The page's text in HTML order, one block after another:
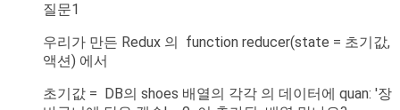
질문1
우리가 만든 Redux 의 function reducer(state = 초기값,
액션) 에서
초기값 = DB의 shoes 배열의 각각 의 데이터에 quan: '장